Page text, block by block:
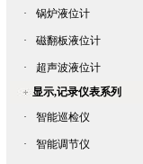
· 锅炉液位计
· 磁翻板液位计
·
超声波液位计
显示,记录仪表系列
·
智能巡检仪
· 智能调节仪